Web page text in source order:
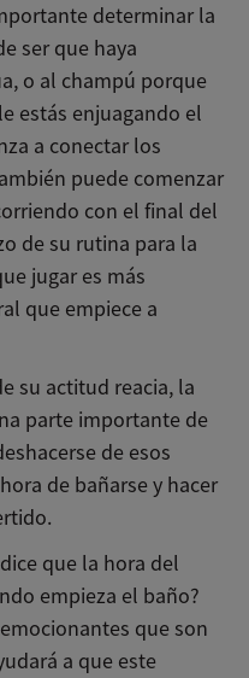
determinar la
ser que haya
o al champú porque
estás enjuagando el
a conectar los
puede comenzar
con el final del
de su rutina para la
jugar es más
que empiece a
su actitud reacia, la
parte importante de
de esos
de bañarse y hacer
que la hora del
empieza el baño?
que son
a que este